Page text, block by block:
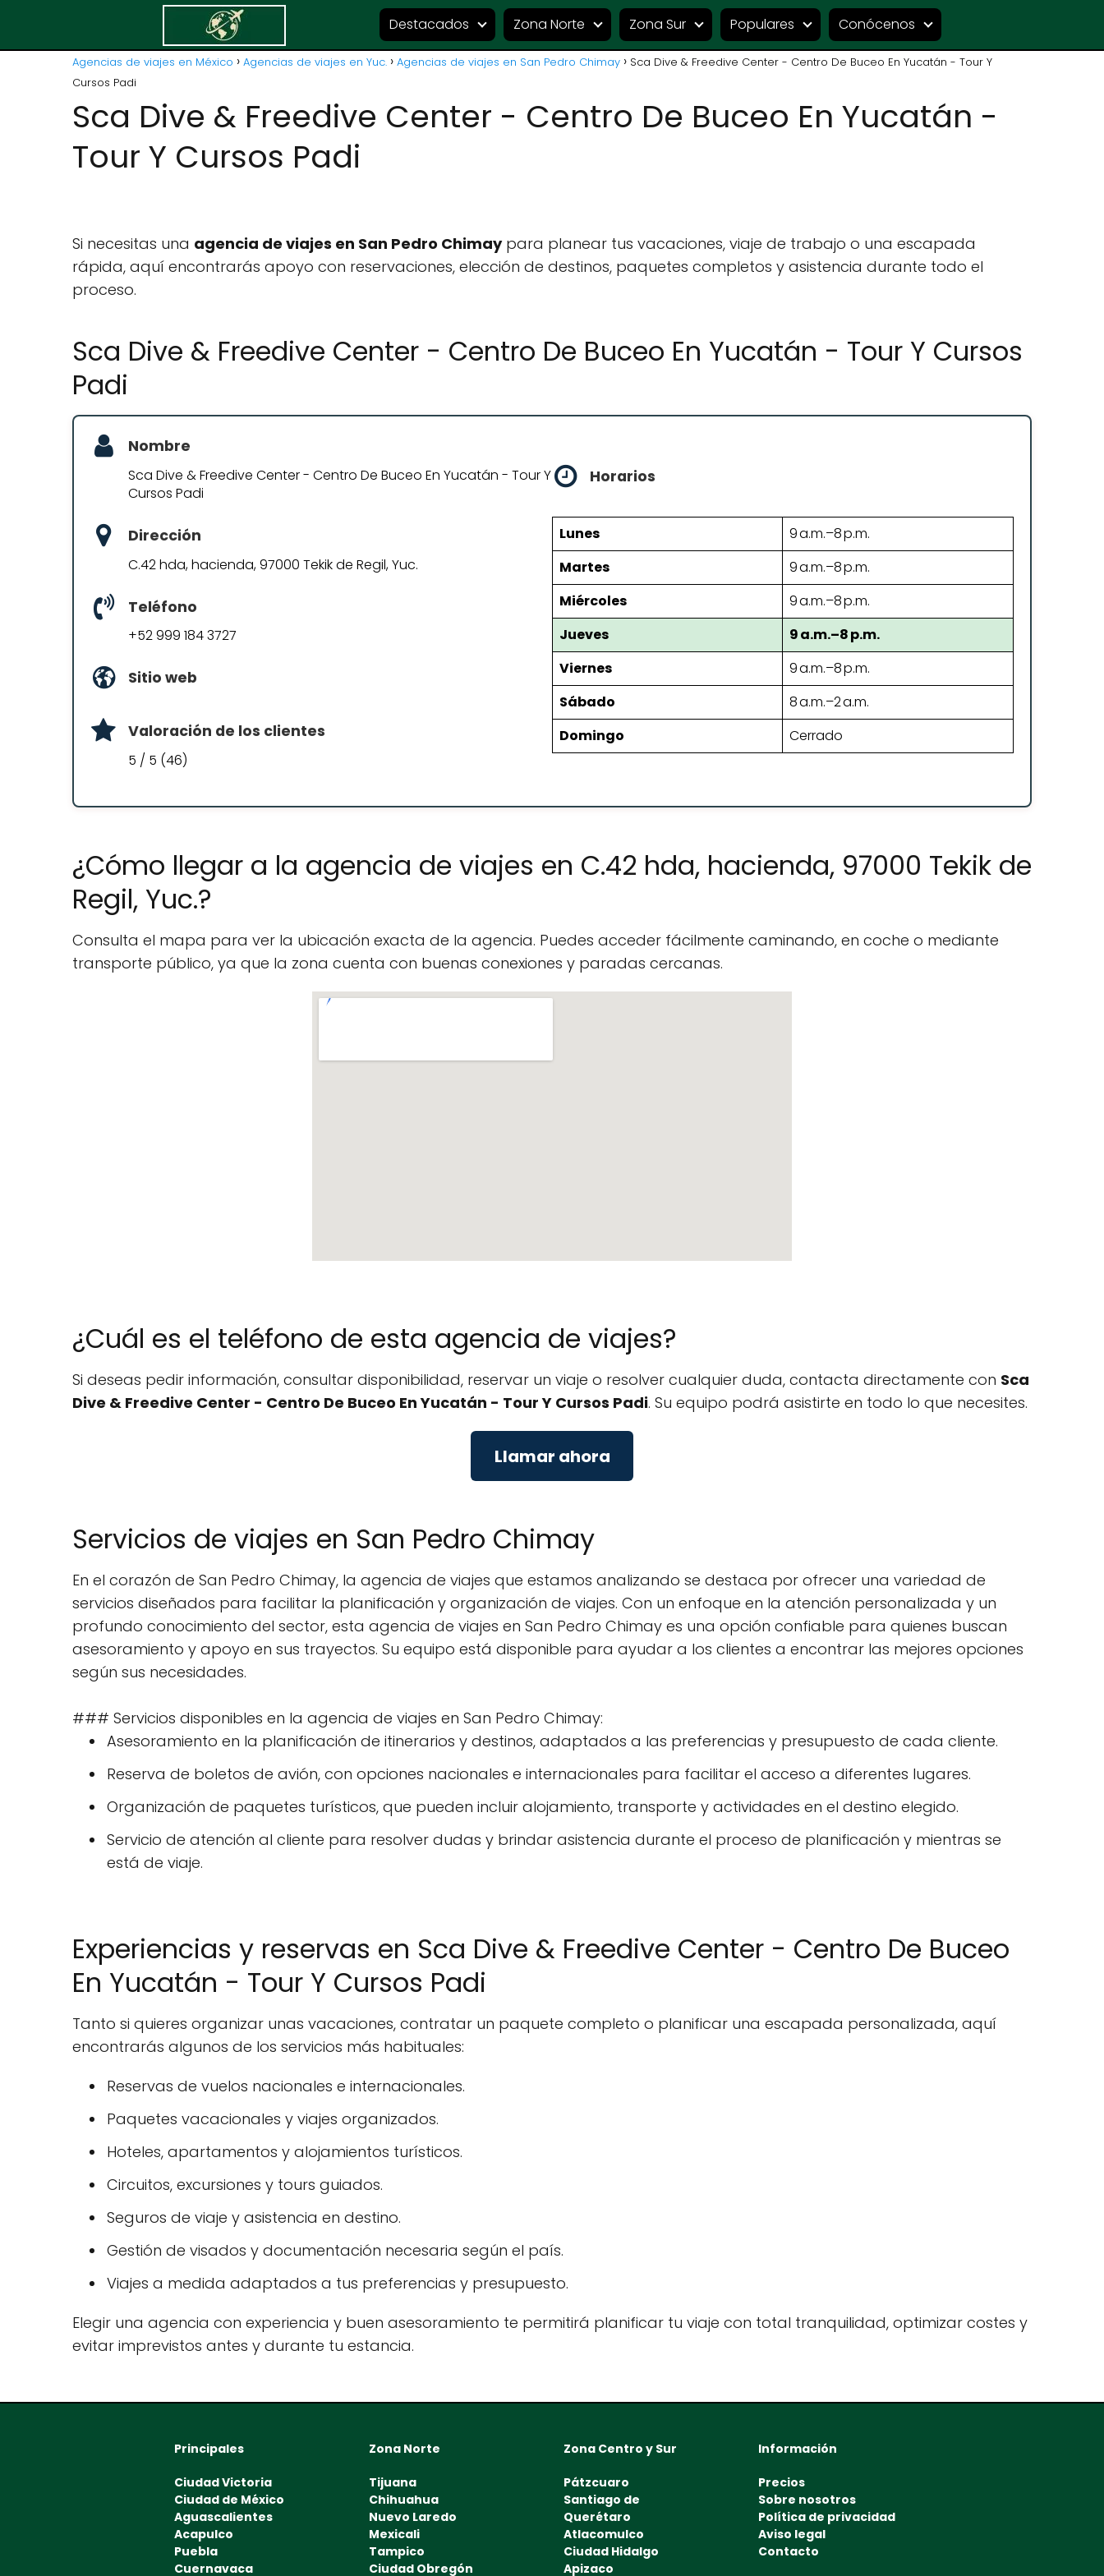
Destacados Zona Norte Zona Sur Populares Conócenos
Agencias de viajes en México Agencias de viajes en Yuc. Agencias de viajes en San Pedro Chimay
Sca Dive & Freedive Center - Centro De Buceo En Yucatán - Tour Y
Cursos Padi
Sca Dive & Freedive Center - Centro De Buceo En Yucatán -
Tour Y Cursos Padi
Si necesitas una agencia de viajes en San Pedro Chimaypara planear tus vacaciones, viaje de trabajo o una escapada
rápida, aquí encontrarás apoyo con reservaciones, elección de destinos, paquetes completos y asistencia durante todo el
proceso.
Sca Dive & Freedive Center - Centro De Buceo En Yucatán - Tour Y Cursos
Padi
Nombre
Sca Dive & Freedive Center - Centro De Buceo En Yucatán - Tour Y
Cursos Padi
Dirección
C.42 hda, hacienda, 97000 Tekik de Regil, Yuc.
Teléfono
+52 999 184 3727
Sitio web
Valoración de los clientes
5 / 5 (46)
Horarios
Lunes
9 a.m.–8 p.m.
Martes
9 a.m.–8 p.m.
Miércoles
9 a.m.–8 p.m.
Jueves
9 a.m.–8 p.m.
Viernes
9 a.m.–8 p.m.
Sábado
8 a.m.–2 a.m.
Domingo
Cerrado
¿Cómo llegar a la agencia de viajes en C.42 hda, hacienda, 97000 Tekik de
Regil, Yuc.?
Consulta el mapa para ver la ubicación exacta de la agencia. Puedes acceder fácilmente caminando, en coche o mediante
transporte público, ya que la zona cuenta con buenas conexiones y paradas cercanas.
¿Cuál es el teléfono de esta agencia de viajes?
Si deseas pedir información, consultar disponibilidad, reservar un viaje o resolver cualquier duda, contacta directamente con Sca
Dive & Freedive Center - Centro De Buceo En Yucatán - Tour Y Cursos Padi. Su equipo podrá asistirte en todo lo que necesites.
Llamar ahora
Servicios de viajes en San Pedro Chimay
En el corazón de San Pedro Chimay, la agencia de viajes que estamos analizando se destaca por ofrecer una variedad de
servicios diseñados para facilitar la planificación y organización de viajes. Con un enfoque en la atención personalizada y un
profundo conocimiento del sector, esta agencia de viajes en San Pedro Chimay es una opción confiable para quienes buscan
asesoramiento y apoyo en sus trayectos. Su equipo está disponible para ayudar a los clientes a encontrar las mejores opciones
según sus necesidades.
### Servicios disponibles en la agencia de viajes en San Pedro Chimay:
Asesoramiento en la planificación de itinerarios y destinos, adaptados a las preferencias y presupuesto de cada cliente.
Reserva de boletos de avión, con opciones nacionales e internacionales para facilitar el acceso a diferentes lugares.
Organización de paquetes turísticos, que pueden incluir alojamiento, transporte y actividades en el destino elegido.
Servicio de atención al cliente para resolver dudas y brindar asistencia durante el proceso de planificación y mientras se
está de viaje.
Experiencias y reservas en Sca Dive & Freedive Center - Centro De Buceo
En Yucatán - Tour Y Cursos Padi
Tanto si quieres organizar unas vacaciones, contratar un paquete completo o planificar una escapada personalizada, aquí
encontrarás algunos de los servicios más habituales:
Reservas de vuelos nacionales e internacionales.
Paquetes vacacionales y viajes organizados.
Hoteles, apartamentos y alojamientos turísticos.
Circuitos, excursiones y tours guiados.
Seguros de viaje y asistencia en destino.
Gestión de visados y documentación necesaria según el país.
Viajes a medida adaptados a tus preferencias y presupuesto.
Elegir una agencia con experiencia y buen asesoramiento te permitirá planificar tu viaje con total tranquilidad, optimizar costes y
evitar imprevistos antes y durante tu estancia.
Principales
Ciudad Victoria
Ciudad de México
Aguascalientes
Acapulco
Puebla
Cuernavaca
Zona Norte
Tijuana
Chihuahua
Nuevo Laredo
Mexicali
Tampico
Ciudad Obregón
Zona Centro y Sur
Pátzcuaro
Santiago de
Querétaro
Atlacomulco
Ciudad Hidalgo
Apizaco
Información
Precios
Sobre nosotros
Política de privacidad
Aviso legal
Contacto